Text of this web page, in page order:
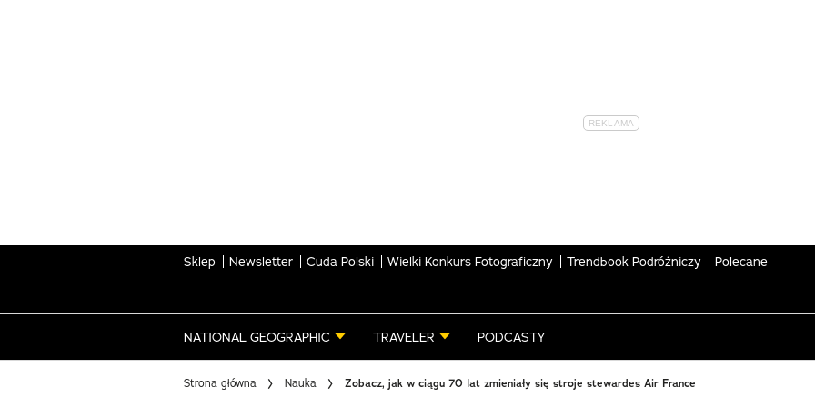
Sklep Newsletter Cuda Polski Wielki Konkurs Fotograficzny Trendbook Podróżniczy Polecane
NATIONAL GEOGRAPHIC TRAVELER PODCASTY
Strona główna Nauka Zobacz, jak w ciągu 70 lat zmieniały się stroje stewardes Air France